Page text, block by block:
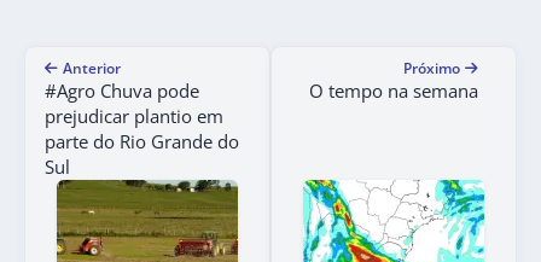
Anterior
#Agro Chuva pode
prejudicar plantio em
parte do Rio Grande do
Sul
Próximo
O tempo na semana